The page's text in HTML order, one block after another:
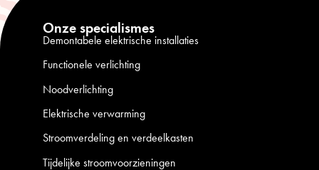
Onze specialismes
Demontabele elektrische installaties
Functionele verlichting
Noodverlichting
Elektrische verwarming
Stroomverdeling en verdeelkasten
Tijdelijke stroomvoorzieningen